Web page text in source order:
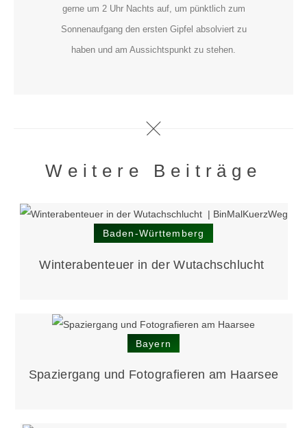
gerne um 2 Uhr Nachts auf, um pünktlich zum
Sonnenaufgang den ersten Gipfel absolviert zu
haben und am Aussichtspunkt zu stehen.
Weitere Beiträge
Baden-Württemberg
Winter­abenteuer in der Wutach­schlucht
Bayern
Spaziergang und Fotografieren am Haarsee